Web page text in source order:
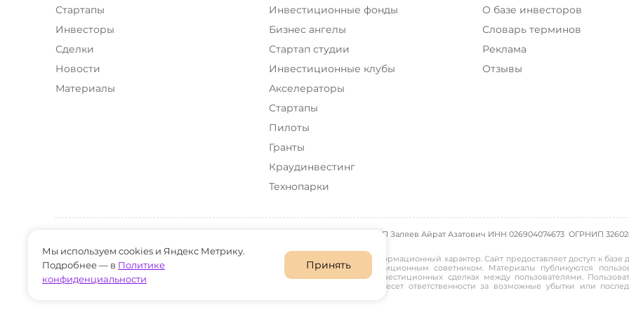
Стартапы
Инвесторы
Сделки
Новости
Материалы
Инвестиционные фонды
Бизнес ангелы
Стартап студии
Инвестиционные клубы
Акселераторы
Стартапы
Пилоты
Гранты
Краудинвестинг
Технопарки
О базе инвесторов
Словарь терминов
Реклама
Отзывы
ИП Заляев Айрат Азатович ИНН 026904074673 ОГРНИП
Информация, размещенная на сайте UNICORN BASE, носит исключительно информационный характер. Сайт предоставляет доступ к
не является инвестиционной платформой, брокером, дилером или инвестиционным советником. Материалы публикуются
администрация сайта не гарантирует их достоверность и не участвует в инвестиционных сделках между пользователями.
сотрудничестве самостоятельно и на свой риск. Администрация сайта не несет ответственности за возможные убытки или
Мы используем cookies и Яндекс Метрику.
Подробнее — в Политике
конфиденциальности
Принять